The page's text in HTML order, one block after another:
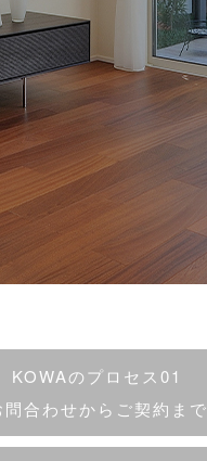
KOWAのプロセス01
問合わせからご契約まで